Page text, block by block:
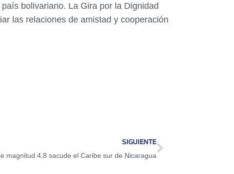
bolivariano. La Gira por la Dignidad
las relaciones de amistad y cooperación
SIGUIENTE
magnitud 4,8 sacude el Caribe sur de Nicaragua